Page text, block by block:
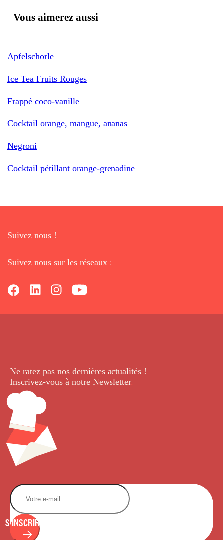
Vous aimerez aussi
Apfelschorle
Ice Tea Fruits Rouges
Frappé coco-vanille
Cocktail orange, mangue, ananas
Negroni
Cocktail pétillant orange-grenadine
Suivez nous !
Suivez nous sur les réseaux :
Ne ratez pas nos dernières actualités !
Inscrivez-vous à notre Newsletter.
S'INSCRIRE